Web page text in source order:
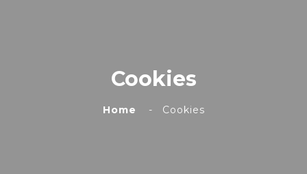
Cookies
Home Cookies